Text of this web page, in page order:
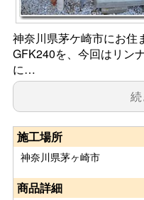
神奈川県茅ケ崎市にお住
GFK240を、今回はリン
に…
施工場所
神奈川県茅ヶ崎市
商品詳細